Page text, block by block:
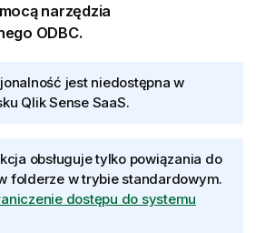
narzędzia
ODBC.
jest niedostępna w
Qlik Sense SaaS.
obsługuje tylko powiązania do
folderze w trybie standardowym.
dostępu do systemu